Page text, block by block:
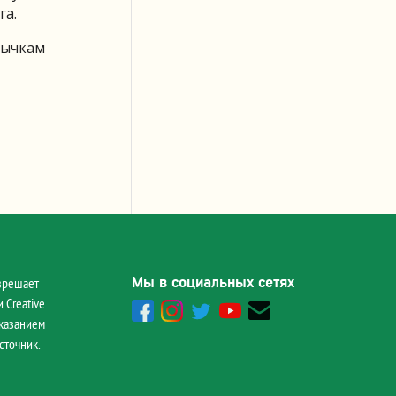
Creative
Мы в социальных сетях